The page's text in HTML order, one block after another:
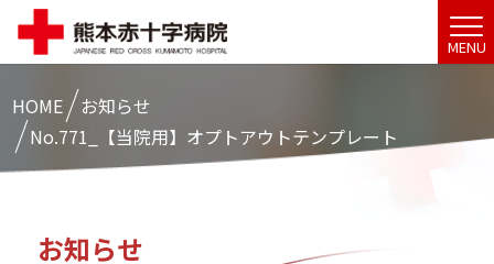
MENU
HOME
お知らせ
No.771_【当院用】オプトアウトテンプレート
お知らせ